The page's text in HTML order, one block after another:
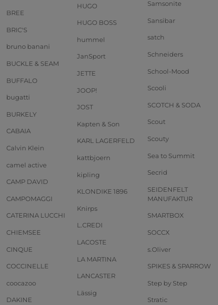
BREE
BRIC'S
bruno banani
BUCKLE & SEAM
BUFFALO
bugatti
BURKELY
CABAIA
Calvin Klein
camel active
CAMP DAVID
CAMPOMAGGI
CATERINA LUCCHI
CHIEMSEE
CINQUE
COCCINELLE
coocazoo
DAKINE
HUGO
HUGO BOSS
hummel
JanSport
JETTE
JOOP!
JOST
Kapten & Son
KARL LAGERFELD
kattbjoern
kipling
KLONDIKE 1896
Knirps
L.CREDI
LACOSTE
LA MARTINA
LANCASTER
Lässig
Samsonite
Sansibar
satch
Schneiders
School-Mood
Scooli
SCOTCH & SODA
Scout
Scouty
Sea to Summit
Secrid
SEIDENFELT
MANUFAKTUR
SMARTBOX
SOCCX
s.Oliver
SPIKES & SPARROW
Step by Step
Stratic